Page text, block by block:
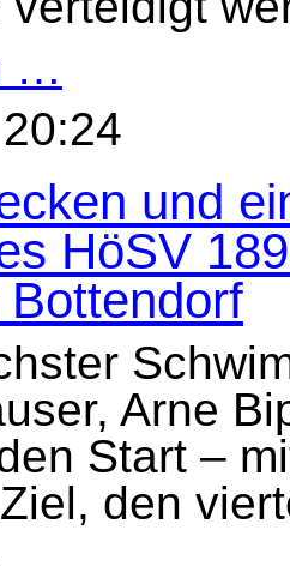
… der
2.
Seniorenliga
des
Fill-
Triathlon
in
Taunusstein
am
13.
Juni
und
HöSV
Arne
Start –
den